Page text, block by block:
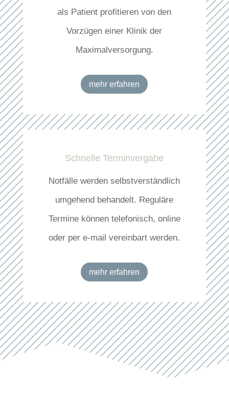
als Patient profitieren von den
Vorzügen einer Klinik der
Maximalversorgung.
mehr erfahren
Schnelle Terminvergabe
Notfälle werden selbstverständlich
umgehend behandelt. Reguläre
Termine können telefonisch, online
oder per e-mail vereinbart werden.
mehr erfahren